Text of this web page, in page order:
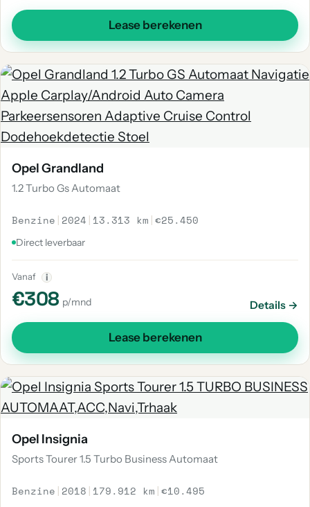
Lease berekenen
Opel Grandland
1.2 Turbo Gs Automaat
Benzine | 2024 | 13.313 km |€25.450
Direct leverbaar
Vanaf i
€308 p/mnd Details →
Lease berekenen
Opel Insignia
Sports Tourer 1.5 Turbo Business Automaat
Benzine | 2018 | 179.912 km |€10.495